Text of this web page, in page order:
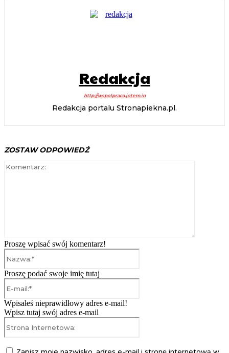
Redakcja
http://wspolpraca.jotem.in
Redakcja portalu Stronapiekna.pl.
ZOSTAW ODPOWIEDŹ
Proszę wpisać swój komentarz!
Proszę podać swoje imię tutaj
Wpisałeś nieprawidłowy adres e-mail!
Wpisz tutaj swój adres e-mail